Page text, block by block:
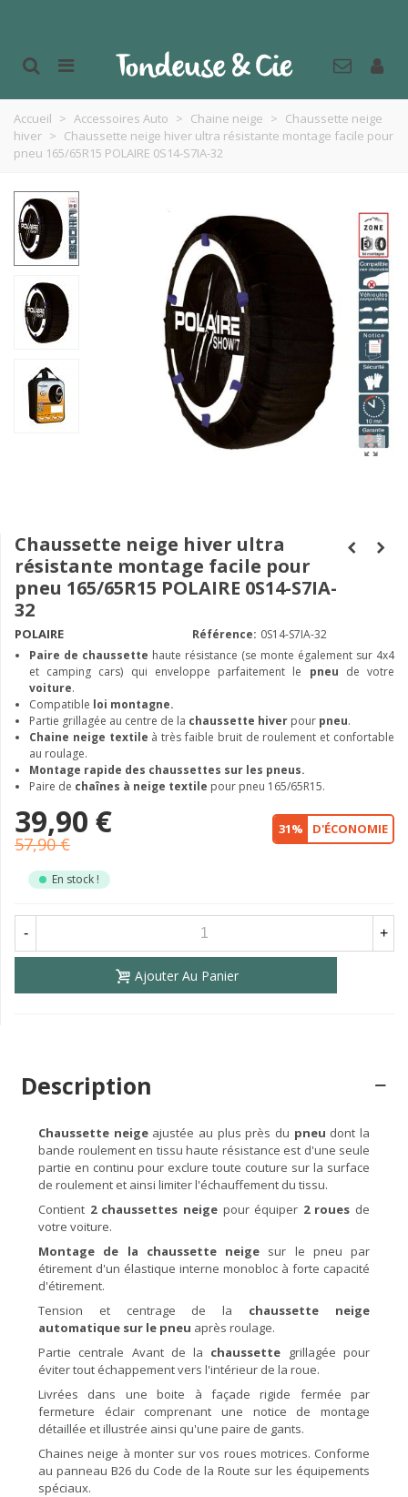
Accueil > Accessoires Auto > Chaine neige > Chaussette neige
hiver > Chaussette neige hiver ultra résistante montage facile pour
pneu 165/65R15 POLAIRE 0S14-S7IA-32
Chaussette neige hiver ultra
résistante montage facile pour
pneu 165/65R15 POLAIRE 0S14-S7IA-
32
POLAIRE Référence: 0S14-S7IA-32
Paire de chaussette haute résistance (se monte également sur 4x4
et camping cars) qui enveloppe parfaitement le pneu de votre
voiture.
Compatible loi montagne.
Partie grillagée au centre de la chaussette hiver pour pneu.
Chaine neige textile à très faible bruit de roulement et confortable
au roulage.
Montage rapide des chaussettes sur les pneus.
Paire de chaînes à neige textile pour pneu 165/65R15.
39,90 €
57,90 €
31% D'ÉCONOMIE
En stock !
- +
Ajouter Au Panier
Description
Chaussette neige ajustée au plus près du pneu dont la
bande roulement en tissu haute résistance est d'une seule
partie en continu pour exclure toute couture sur la surface
de roulement et ainsi limiter l'échauffement du tissu.
Contient 2 chaussettes neigepour équiper 2 roues de
votre voiture.
Montage de la chaussette neige sur le pneu par
étirement d'un élastique interne monobloc à forte capacité
d'étirement.
Tension et centrage de la chaussette neige
automatique sur le pneu après roulage.
Partie centrale Avant de la chaussette grillagée pour
éviter tout échappement vers l'intérieur de la roue.
Livrées dans une boite à façade rigide fermée par
fermeture éclair comprenant une notice de montage
détaillée et illustrée ainsi qu'une paire de gants.
Chaines neige à monter sur vos roues motrices. Conforme
au panneau B26 du Code de la Route sur les équipements
spéciaux.